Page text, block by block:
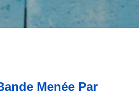
Menée Par